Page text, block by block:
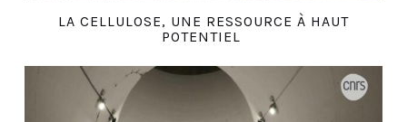
LA CELLULOSE, UNE RESSOURCE À HAUT
POTENTIEL